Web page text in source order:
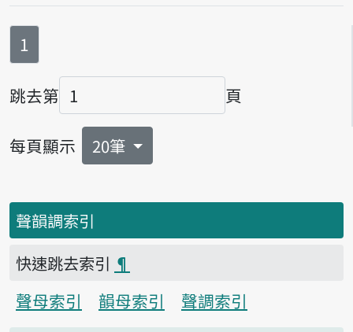
第
1
跳去第
頁碼
頁
每頁顯示 20筆
聲韻調索引
快速跳去索引 ¶
聲母索引
韻母索引
聲調索引